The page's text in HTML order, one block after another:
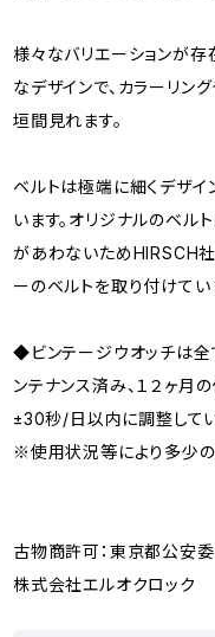
様々なバリエーションが存
なデザインで、カラーリン
垣間見れます。
ベルトは極端に細くデザイ
います。オリジナルのベル
があわないためHIRSCH
ーのベルトを取り付けてい
◆ビンテージウオッチは
ンテナンス済み、１２ヶ月
±30秒/日以内に調整してい
※使用状況等により多少の
古物商許可：東京都公
株式会社エルオクロック